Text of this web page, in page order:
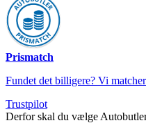
Prismatch
Fundet det billigere? Vi
Trustpilot
Derfor skal du vælge